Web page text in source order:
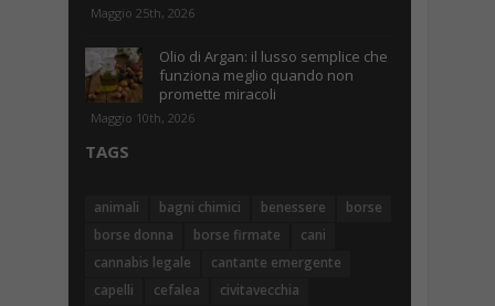
Maggio 25th, 2026
Olio di Argan: il lusso semplice che
funziona meglio quando non
promette miracoli
Maggio 10th, 2026
TAGS
animali bagni chimici benessere
borse
borse donna
borse firmate
cani
cannabis legale
cantante emergente
capelli
cefalea
civitavecchia